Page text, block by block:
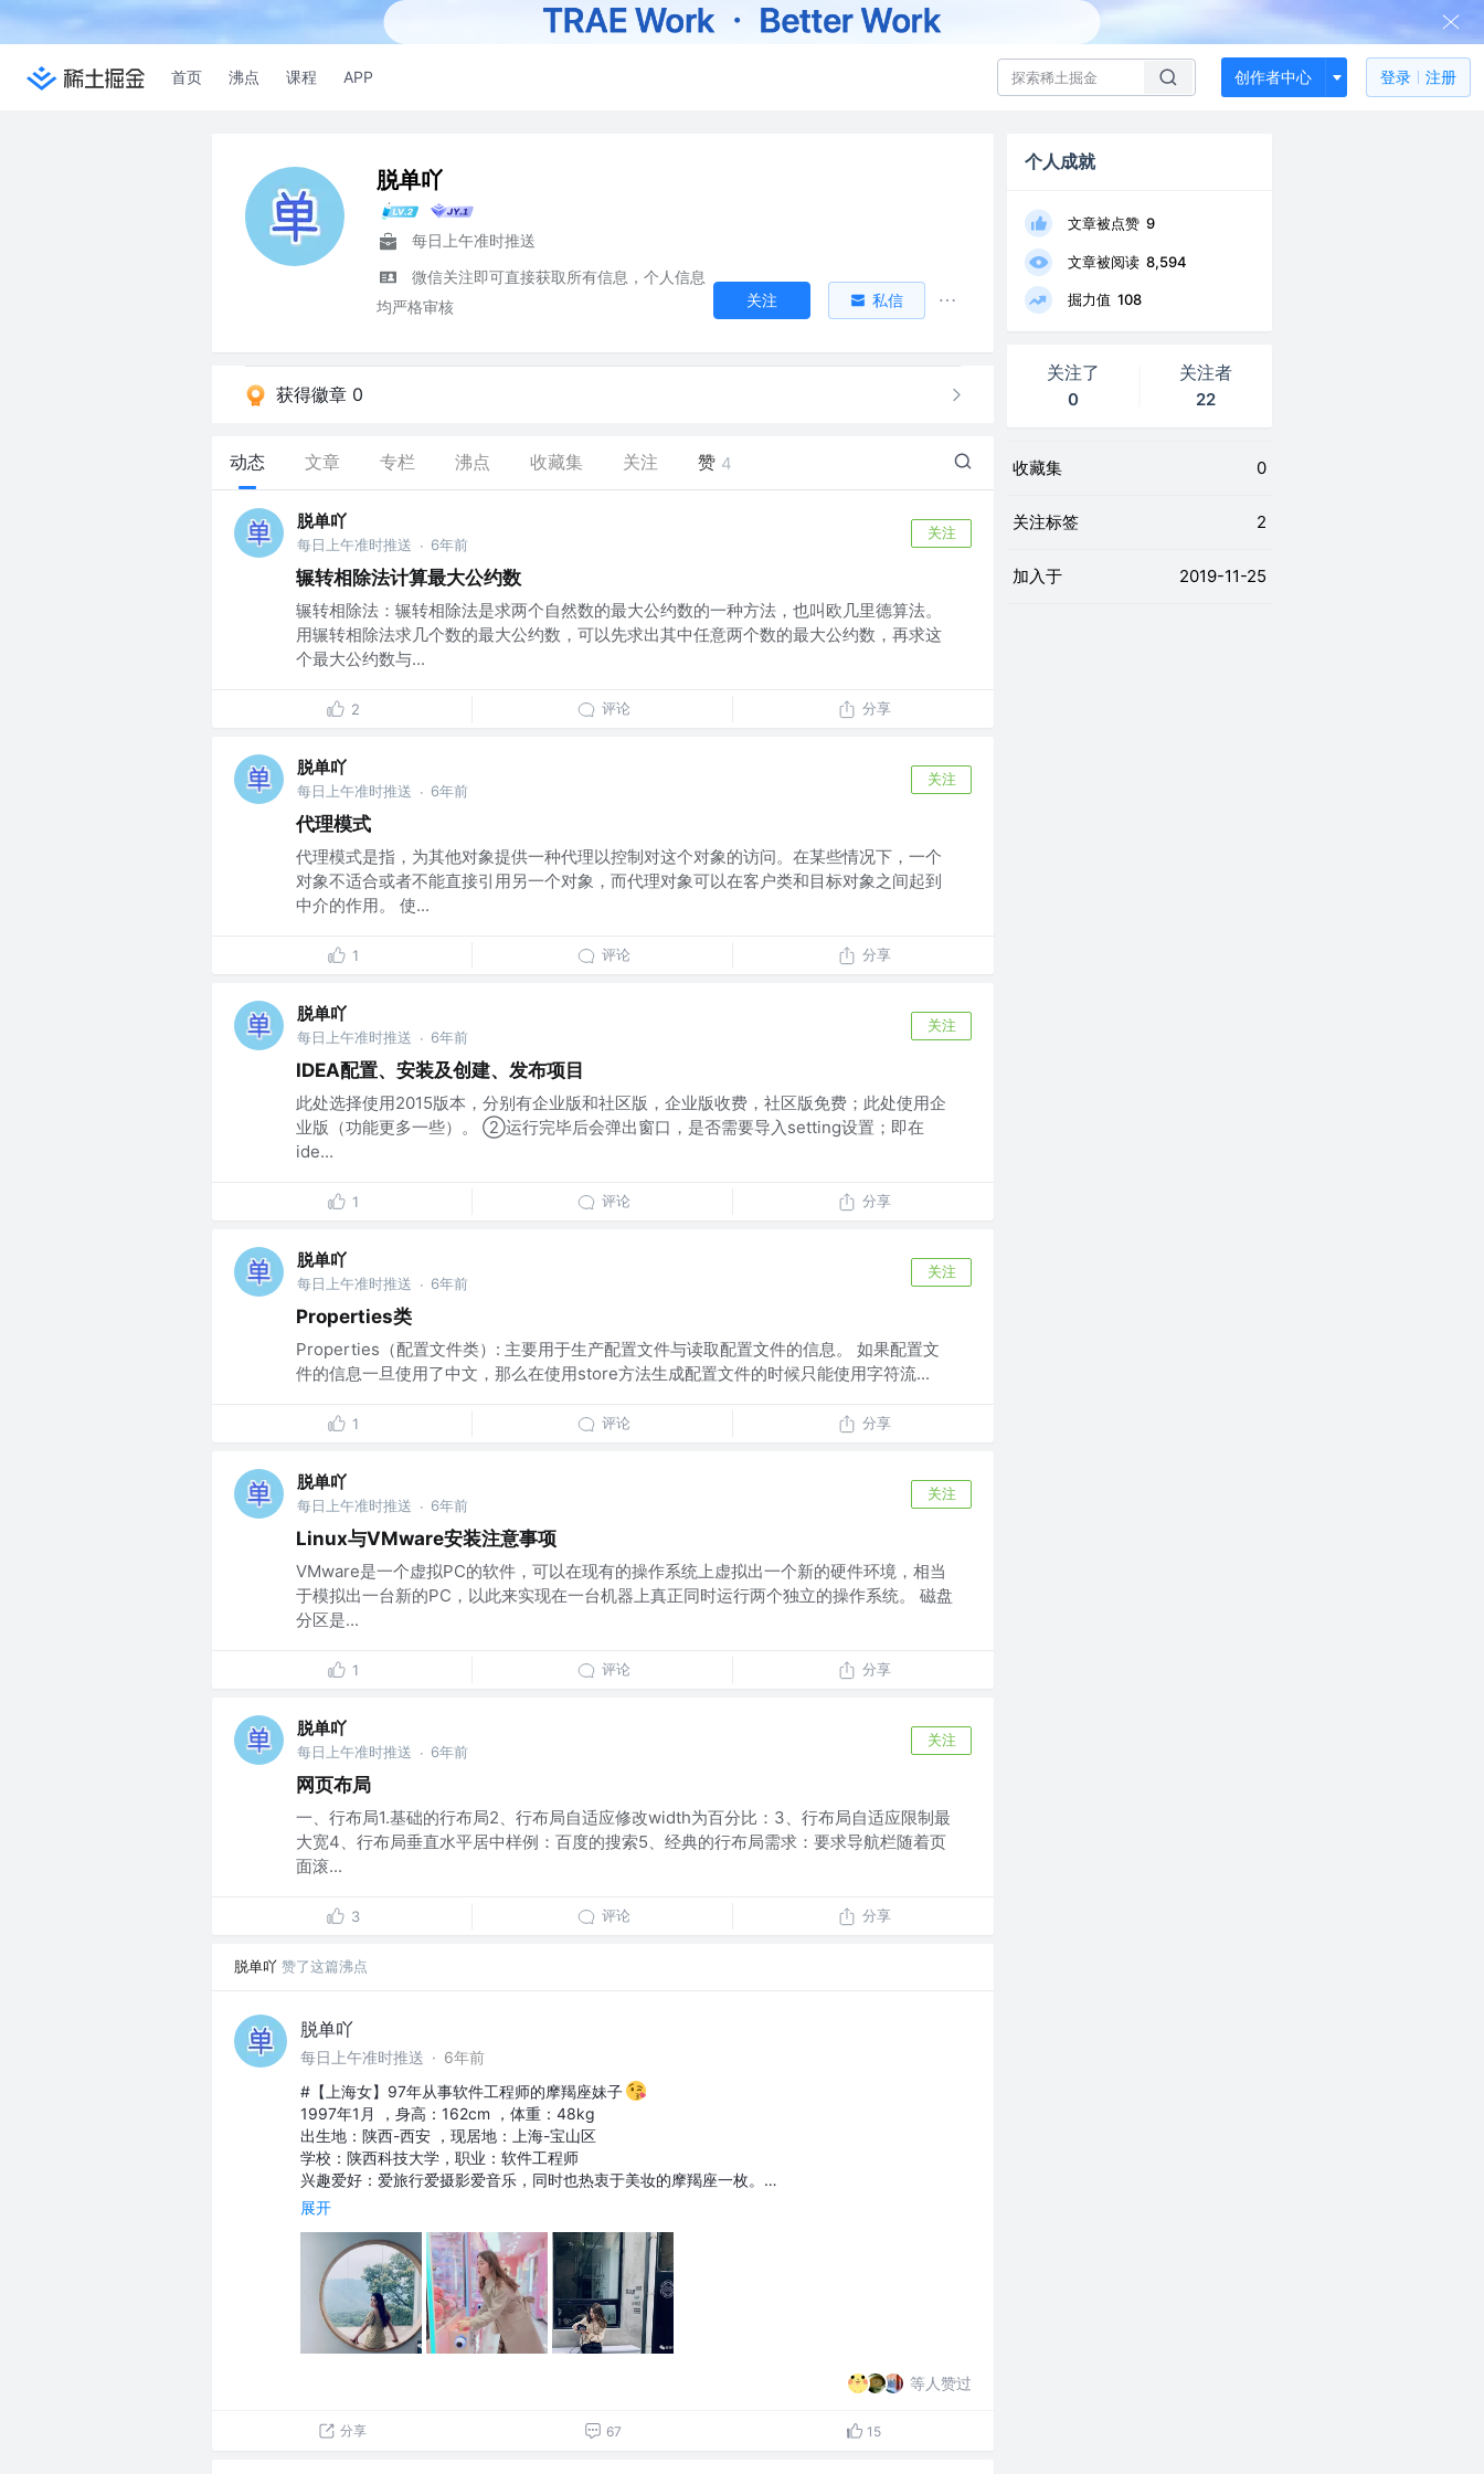
首页 沸点 课程 APP 创作者中心 登录 注册
脱单吖
每日上午准时推送
微信关注即可直接获取所有信息，个人信息
均严格审核
关注 私信
获得徽章 0
动态 文章 专栏 沸点 收藏集 关注 赞 4
脱单吖
每日上午准时推送 · 6年前
关注
辗转相除法计算最大公约数
辗转相除法：辗转相除法是求两个自然数的最大公约数的一种方法，也叫欧几里德算法。
用辗转相除法求几个数的最大公约数，可以先求出其中任意两个数的最大公约数，再求这
个最大公约数与...
2 评论 分享
脱单吖
每日上午准时推送 · 6年前
关注
代理模式
代理模式是指，为其他对象提供一种代理以控制对这个对象的访问。在某些情况下，一个
对象不适合或者不能直接引用另一个对象，而代理对象可以在客户类和目标对象之间起到
中介的作用。 使...
1 评论 分享
脱单吖
每日上午准时推送 · 6年前
关注
IDEA配置、安装及创建、发布项目
此处选择使用2015版本，分别有企业版和社区版，企业版收费，社区版免费；此处使用企
业版（功能更多一些）。 ②运行完毕后会弹出窗口，是否需要导入setting设置；即在
ide...
1 评论 分享
脱单吖
每日上午准时推送 · 6年前
关注
Properties类
Properties（配置文件类）: 主要用于生产配置文件与读取配置文件的信息。 如果配置文
件的信息一旦使用了中文，那么在使用store方法生成配置文件的时候只能使用字符流...
1 评论 分享
脱单吖
每日上午准时推送 · 6年前
关注
Linux与VMware安装注意事项
VMware是一个虚拟PC的软件，可以在现有的操作系统上虚拟出一个新的硬件环境，相当
于模拟出一台新的PC，以此来实现在一台机器上真正同时运行两个独立的操作系统。 磁盘
分区是...
1 评论 分享
脱单吖
每日上午准时推送 · 6年前
关注
网页布局
一、行布局1.基础的行布局2、行布局自适应修改width为百分比：3、行布局自适应限制最
大宽4、行布局垂直水平居中样例：百度的搜索5、经典的行布局需求：要求导航栏随着页
面滚...
3 评论 分享
脱单吖 赞了这篇沸点
脱单吖
每日上午准时推送 · 6年前
#【上海女】97年从事软件工程师的摩羯座妹子
1997年1月 ，身高：162cm ，体重：48kg
出生地：陕西-西安 ，现居地：上海-宝山区
学校：陕西科技大学，职业：软件工程师
兴趣爱好：爱旅行爱摄影爱音乐，同时也热衷于美妆的摩羯座一枚。…
展开
等人赞过
分享 67 15
个人成就
文章被点赞 9
文章被阅读 8,594
掘力值 108
关注了
0
关注者
22
收藏集 0
关注标签 2
加入于 2019-11-25